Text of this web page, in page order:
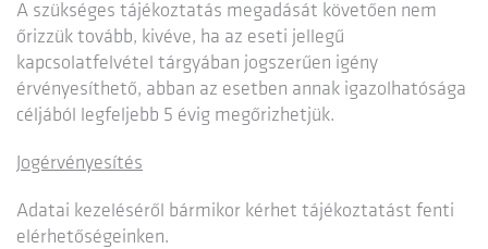
A szükséges tájékoztatás megadását követően nem
őrizzük tovább, kivéve, ha az eseti jellegű
kapcsolatfelvétel tárgyában jogszerűen igény
érvényesíthető, abban az esetben annak igazolhatósága
céljából legfeljebb 5 évig megőrizhetjük.
Jogérvényesítés
Adatai kezeléséről bármikor kérhet tájékoztatást fenti
elérhetőségeinken.